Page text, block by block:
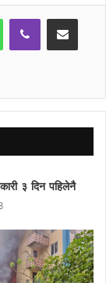
WhatsAppViber Share via Email
३ दिन पहिलेनै